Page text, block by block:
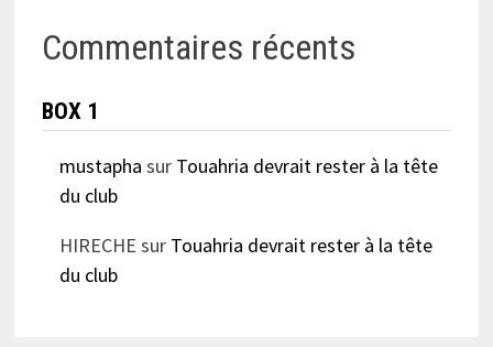
Commentaires récents
BOX 1
mustapha sur Touahria devrait rester à la tête
du club
HIRECHE sur Touahria devrait rester à la tête
du club